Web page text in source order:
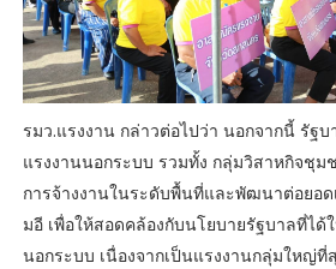
รมว.แรงงาน กล่าวต่อไปว่า นอกจากนี้ รัฐบ
แรงงานนอกระบบ รวมทั้ง กลุ่มวิสาหกิจชุม
การจ้างงานในระดับพื้นที่และพัฒนาต่อยอด
มอี เพื่อให้สอดคล้องกับนโยบายรัฐบาลที่ไ
นอกระบบ เนื่องจากเป็นแรงงานกลุ่มใหญ่ที่